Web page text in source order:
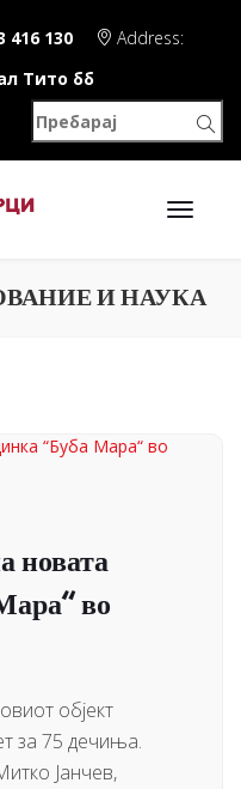
416 130
Address:
Тито бб
И НАУКА
новата
во
објект
за 75 дечиња.
Јанчев,